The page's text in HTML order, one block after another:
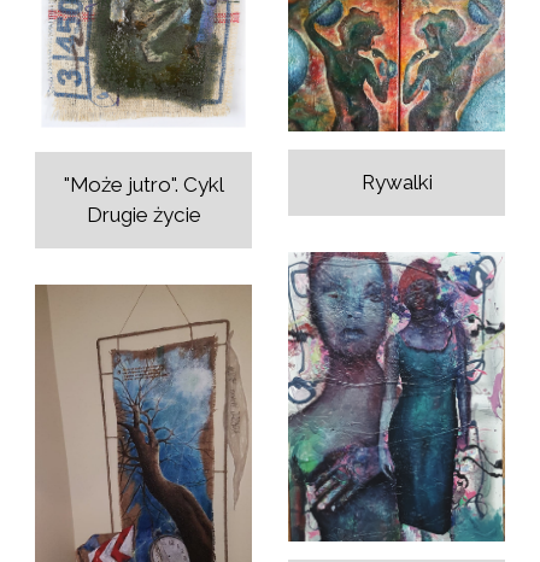
"Może jutro". Cykl
Drugie życie
Rywalki